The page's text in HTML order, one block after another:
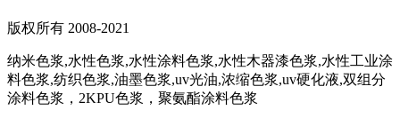
版权所有 2008-2021
纳米色浆,水性色浆,水性涂料色浆,水性木器漆色浆,水性工业涂
料色浆,纺织色浆,油墨色浆,uv光油,浓缩色浆,uv硬化液,双组分
涂料色浆，2KPU色浆，聚氨酯涂料色浆